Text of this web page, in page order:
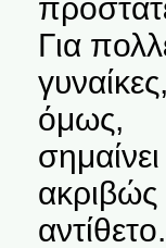
Για
γυναίκες,
όμως,
ακριβώς